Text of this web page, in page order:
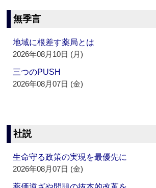
無季言
地域に根差す薬局とは
2026年08月10日 (月)
三つのPUSH
2026年08月07日 (金)
社説
生命守る政策の実現を最優先に
2026年08月07日 (金)